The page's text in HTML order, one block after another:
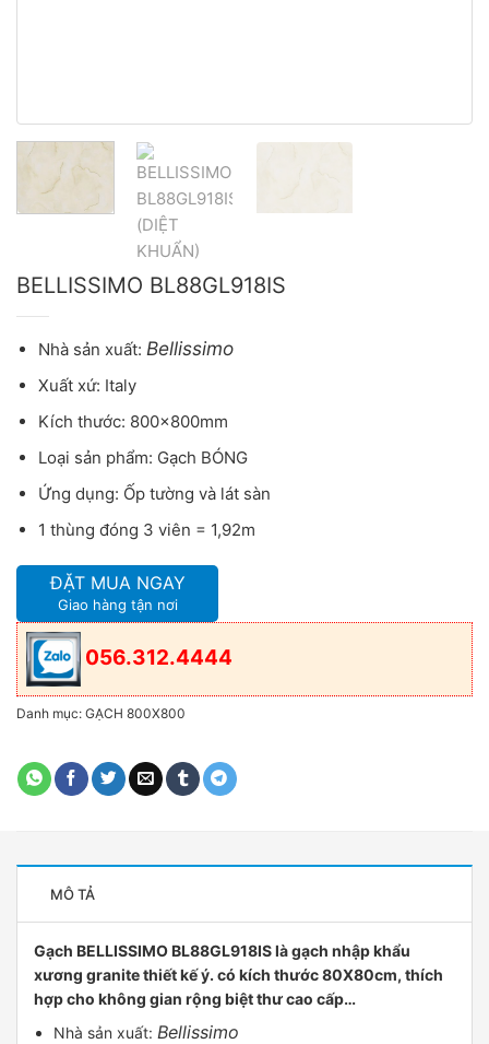
BELLISSIMO BL88GL918IS
Nhà sản xuất: Bellissimo
Xuất xứ: Italy
Kích thước: 800x800mm
Loại sản phẩm: Gạch BÓNG
Ứng dụng: Ốp tường và lát sàn
1 thùng đóng 3 viên = 1,92m
ĐẶT MUA NGAY
Giao hàng tận nơi
056.312.4444
Danh mục: GẠCH 800X800
MÔ TẢ
Gạch BELLISSIMO BL88GL918IS là gạch nhập khẩu
xương granite thiết kế ý. có kích thước 80X80cm, thích
hợp cho không gian rộng biệt thư cao cấp…
Nhà sản xuất: Bellissimo